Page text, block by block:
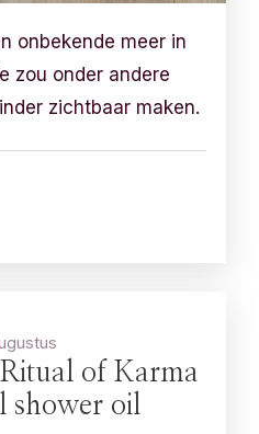
onbekende meer in
zou onder andere
zichtbaar maken.
of Karma
shower oil